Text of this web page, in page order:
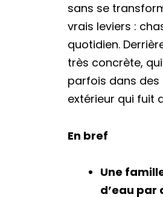
sans se
vrais leviers :
quotidien.
très concrète,
parfois dans des
extérieur qui fuit
En bref
Une
d’eau par